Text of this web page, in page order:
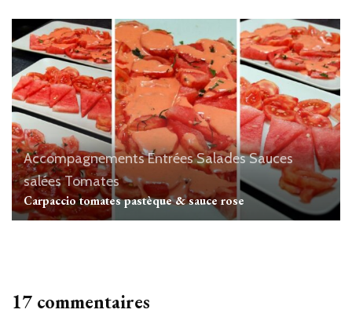
AccompagnementsEntréesSaladesSauces
saléesTomates
Carpaccio tomates pastèque & sauce rose
17 commentaires